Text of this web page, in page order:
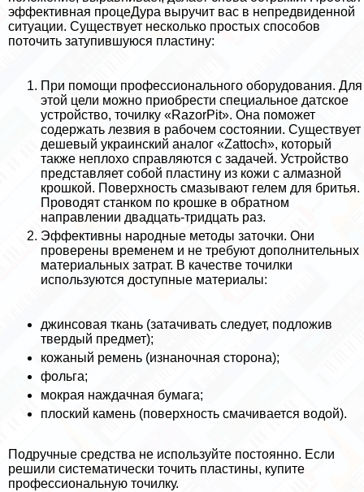
эффективная процеДypa выручит вас в непредвиденной
ситуации. Существует несколько простых способов
поточить затупившуюся пластину:
При помощи профессионального оборудования. Для
этой цели можно приобрести специальное датское
устройство, точилку «RazorPit». Она поможет
содержать лезвия в рабочем состоянии. Существует
дешевый украинский аналог «Zattoch», который
также неплохо справляются с задачей. Устройство
представляет собой пластину из кожи с алмазной
крошкой. Поверхность смазывают гелем для бритья.
Проводят станком по крошке в обратном
направлении двадцать-тридцать раз.
Эффективны народные методы заточки. Они
проверены временем и не требуют дополнительных
материальных затрат. В качестве точилки
используются доступные материалы:
джинсовая ткань (затачивать следует, подложив
твердый предмет);
кожаный ремень (изнаночная сторона);
фольга;
мокрая наждачная бумага;
плоский камень (поверхность смачивается водой).
Подручные средства не используйте постоянно. Если
решили систематически точить пластины, купите
профессиональную точилку.